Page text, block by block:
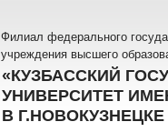
Филиал федерального
учреждения высшего
«КУЗБАССКИЙ
УНИВЕРСИТЕТ
В Г.НОВОКУЗНЕЦКЕ